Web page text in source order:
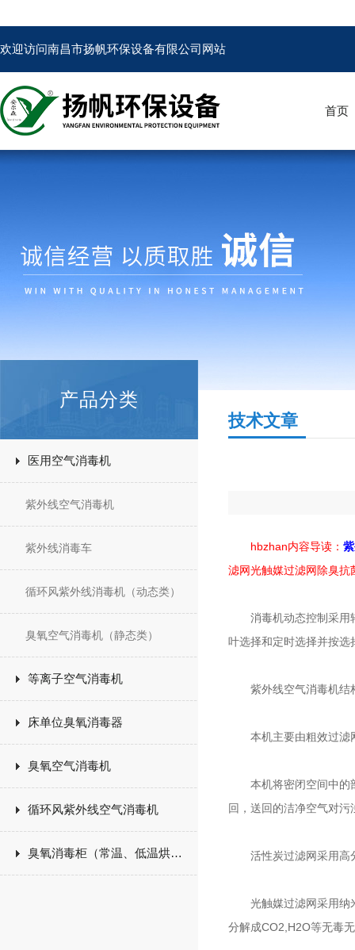
欢迎访问南昌市扬帆环保设备有限公司网站
首页
产品分类
医用空气消毒机
紫外线空气消毒机
紫外线消毒车
循环风紫外线消毒机（动态类）
臭氧空气消毒机（静态类）
等离子空气消毒机
床单位臭氧消毒器
臭氧空气消毒机
循环风紫外线空气消毒机
臭氧消毒柜（常温、低温烘干）
技术文章
hbzhan内容导读：
滤网光触媒过滤网除臭
消毒机动态控制采用轻
叶选择和定时选择并按
紫外线空气消毒机结
本机主要由粗效过滤网
本机将密闭空间中的部
回，送回的洁净空气对
活性炭过滤网采用高分
光触媒过滤网采用纳米
分解成CO2,H2O等无毒